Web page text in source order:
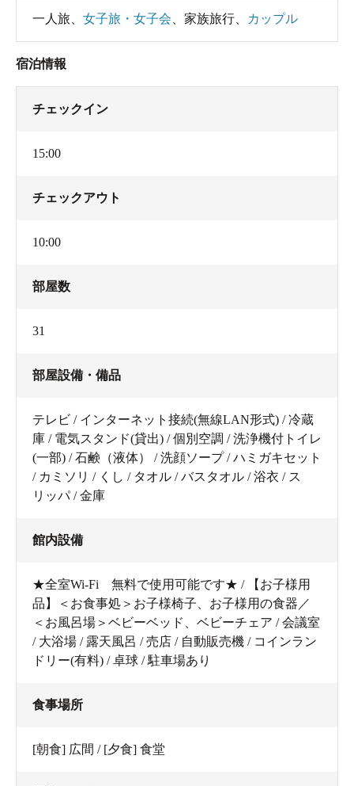
一人旅 女子旅・女子会 家族旅行 カップル
宿泊情報
チェックイン
15:00
チェックアウト
10:00
部屋数
31
部屋設備・備品
テレビ / インターネット接続(無線LAN形式) / 冷蔵
庫 / 電気スタンド(貸出) / 個別空調 / 洗浄機付トイレ
(一部) / 石鹸（液体） / 洗顔ソープ / ハミガキセット
/ カミソリ / くし / タオル / バスタオル / 浴衣 / ス
リッパ / 金庫
館内設備
★全室Wi-Fi 無料で使用可能です★ / 【お子様用
品】＜お食事処＞お子様椅子、お子様用の食器／
＜お風呂場＞ベビーベッド、ベビーチェア / 会議室
/ 大浴場 / 露天風呂 / 売店 / 自動販売機 / コインラン
ドリー(有料) / 卓球 / 駐車場あり
食事場所
[朝食] 広間 / [夕食] 食堂